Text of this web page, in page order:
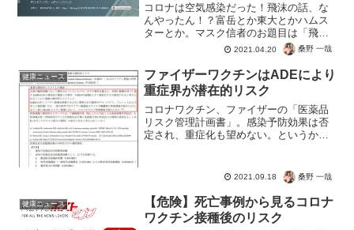
コロナは空気感染だった！飛沫の話、な
んやったん！？富岳とか東大とかハムス
ターとか。マスク信者のお題目は「飛沫
を防ぐため」だったよね？つまりマスク
はもちろん、アクリル板とかアルコール
消毒とか、そんな話ちゃうで！ってこと
ね。今での感染対策に効果...
2021.04.20 桑野 一哉
健康ニュース
ファイザーワクチンはADEにより
重症界が潜在的リスク
コロナワクチン、ファイザーの「医薬品
リスク管理計画書」。感染予防効果は否
定され、重症化も望めない。というかむ
実験で動物が全滅したのもADEであった
2021.09.18 桑野 一哉
健康ニュース
【危険】死亡事例から見るコロナ
ワクチン接種後のリスク